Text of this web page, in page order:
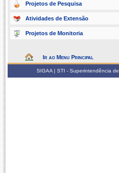
Projetos de Pesquisa
Atividades de Extensão
Projetos de Monitoria
Ir ao Menu Principal
SIGAA | STI - Superintendência